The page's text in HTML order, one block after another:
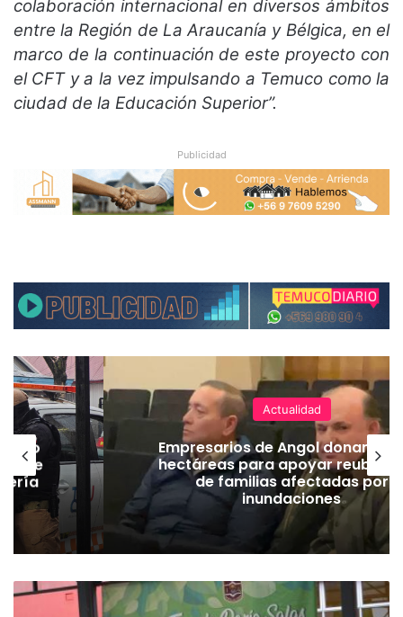
colaboración internacional en diversos ámbitos
entre la Región de La Araucanía y Bélgica, en el
marco de la continuación de este proyecto con
el CFT y a la vez impulsando a Temuco como la
ciudad de la Educación Superior”.
Publicidad
de
Actualidad
Empresarios de Angol donan
hectáreas para apoyar
de familias afectadas por
inundaciones
E